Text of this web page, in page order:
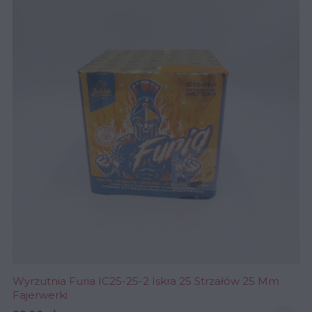
Wyrzutnia Furia IC25-25-2 Iskra 25 Strzałów 25 Mm
Fajerwerki